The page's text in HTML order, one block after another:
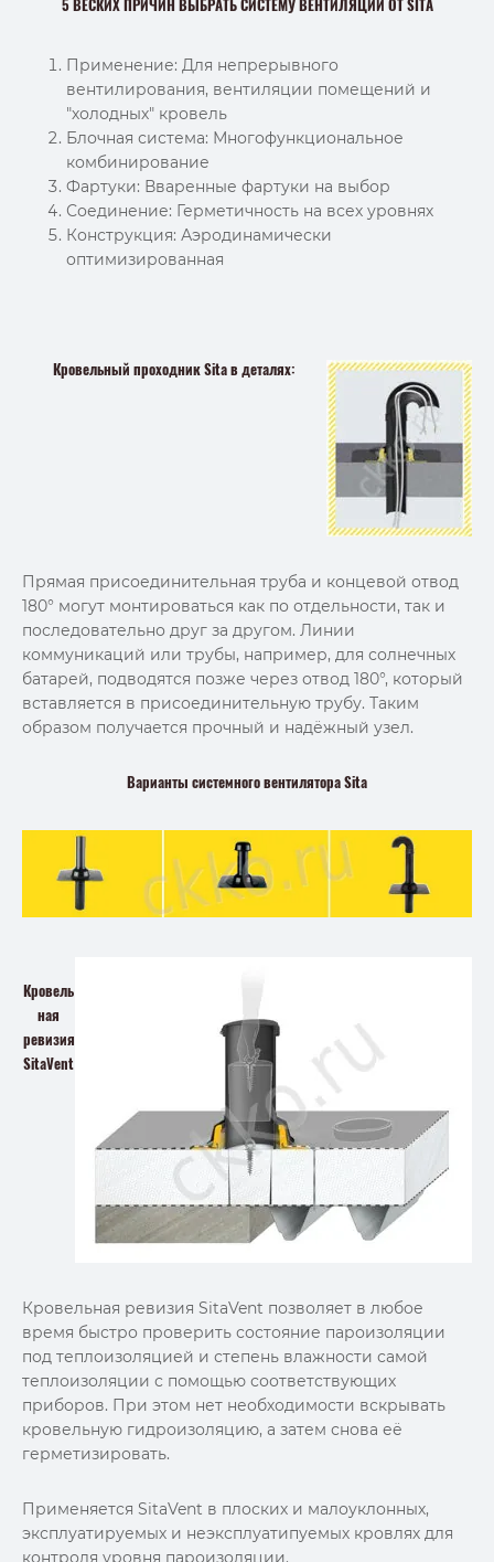
5 ВЕСКИХ ПРИЧИН ВЫБРАТЬ СИСТЕМУ ВЕНТИЛЯЦИИ ОТ SITA
Применение: Для непрерывного
вентилирования, вентиляции помещений и
"холодных" кровель
Блочная система: Многофункциональное
комбинирование
Фартуки: Вваренные фартуки на выбор
Соединение: Герметичность на всех уровнях
Конструкция: Аэродинамически
оптимизированная
Кровельный проходник Sita в деталях:
Прямая присоединительная труба и концевой отвод
180° могут монтироваться как по отдельности, так и
последовательно друг за другом. Линии
коммуникаций или трубы, например, для солнечных
батарей, подводятся позже через отвод 180°, который
вставляется в присоединительную трубу. Таким
образом получается прочный и надёжный узел.
Варианты системного вентилятора Sita
Кровель
ная
ревизия
SitaVent
Кровельная ревизия SitaVent позволяет в любое
время быстро проверить состояние пароизоляции
под теплоизоляцией и степень влажности самой
теплоизоляции с помощью соответствующих
приборов. При этом нет необходимости вскрывать
кровельную гидроизоляцию, а затем снова её
герметизировать.
Применяется SitaVent в плоских и малоуклонных,
эксплуатируемых и неэксплуатипуемых кровлях для
контроля уровня пароизоляции.